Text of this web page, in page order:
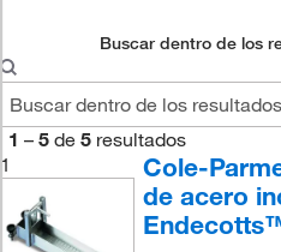
Buscar dentro de los
1 – 5 de 5 resultados
1
Cole-
de acero